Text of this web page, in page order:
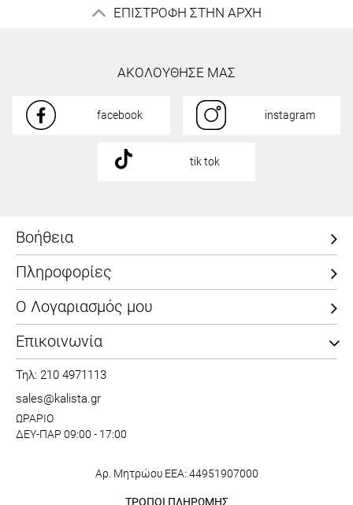
ΕΠΙΣΤΡΟΦΗ ΣΤΗΝ ΑΡΧΗ
ΑΚΟΛΟΥΘΗΣΕ ΜΑΣ
facebook instagram
tik tok
Βοήθεια
Πληροφορίες
Ο Λογαριασμός μου
Επικοινωνία
Τηλ: 210 4971113
sales@kalista.gr
ΩΡΑΡΙΟ
ΔΕΥ-ΠΑΡ 09:00 - 17:00
Αρ. Μητρώου ΕΕΑ: 44951907000
ΤΡΟΠΟΙ ΠΛΗΡΩΜΗΣ